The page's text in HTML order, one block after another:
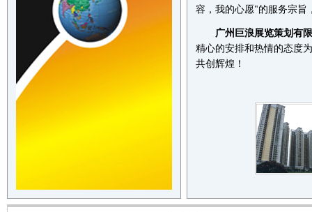
容，我的心愿"的服务宗旨
广州巨浪展览策划有
精心的安排和热情的态度
共创辉煌！